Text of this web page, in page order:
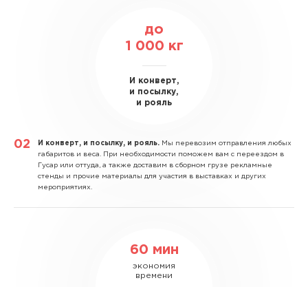
до
1 000 кг
И конверт,
и посылку,
и рояль
И конверт, и посылку, и рояль. Мы перевозим отправления любых
габаритов и веса. При необходимости поможем вам с переездом в
Гусар или оттуда, а также доставим в сборном грузе рекламные
стенды и прочие материалы для участия в выставках и других
мероприятиях.
60 мин
экономия
времени